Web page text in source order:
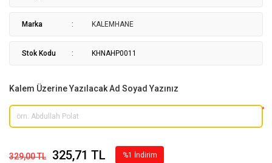
Marka KALEMHANE
Stok Kodu KHNAHP0011
Kalem Üzerine Yazılacak Ad Soyad Yazınız
*
329,00 TL 325,71 TL %1 İndirim